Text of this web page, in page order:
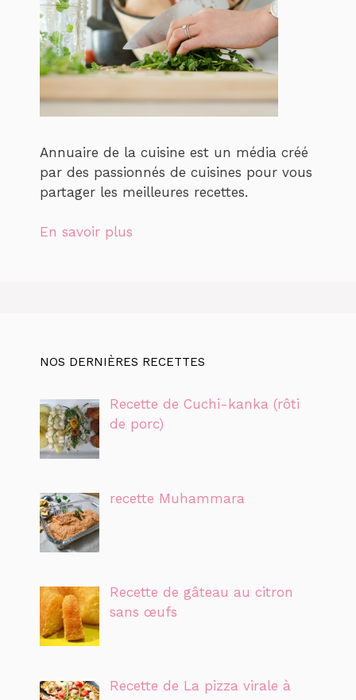
Annuaire de la cuisine est un média créé
par des passionnés de cuisines pour vous
partager les meilleures recettes.
En savoir plus
NOS DERNIÈRES RECETTES
Recette de Cuchi-kanka (rôti
de porc)
recette Muhammara
Recette de gâteau au citron
sans œufs
Recette de La pizza virale à